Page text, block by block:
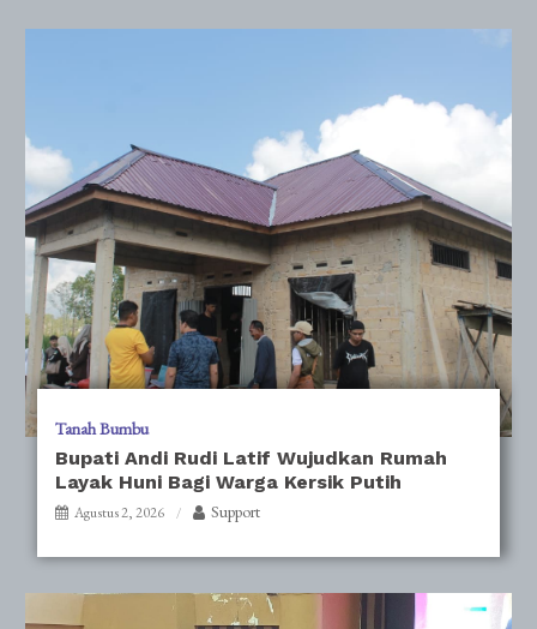
Tanah Bumbu
Bupati Andi Rudi Latif Wujudkan Rumah
Layak Huni Bagi Warga Kersik Putih
Agustus 2, 2026 Support